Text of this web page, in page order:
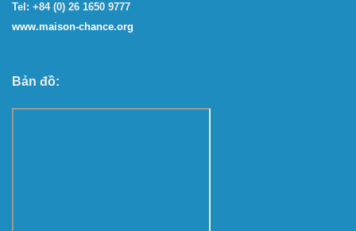
Tel: +84 (0) 26 1650 9777
www.maison-chance.org
Bản đồ: